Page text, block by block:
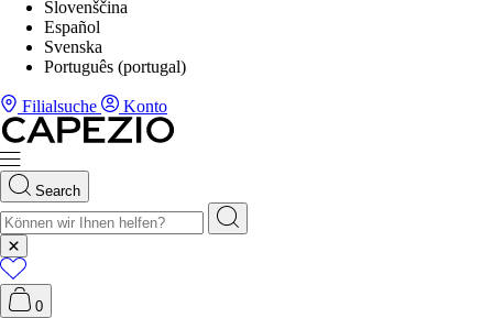
Slovenščina
Español
Svenska
Português (portugal)
Filialsuche Konto
Search
0